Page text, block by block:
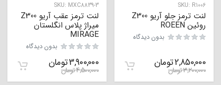
SKU: R1006
لنت ترمز جلو آریو Z300
روئین ROEEN
بدون دیدگاه
2,850,000تومان
3,200,000تومان
SKU: MXC8839-3
لنت ترمز عقب آریو Z300
میراژ پلاس انگلستان
MIRAGE
بدون دیدگاه
3,900,000تومان
4,500,000تومان